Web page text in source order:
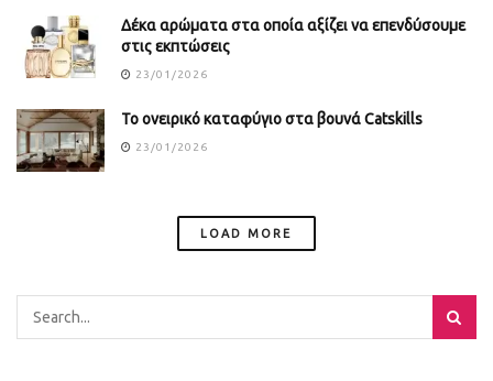
Δέκα αρώματα στα οποία αξίζει να επενδύσουμε
στις εκπτώσεις
23/01/2026
Το ονειρικό καταφύγιο στα βουνά Catskills
23/01/2026
LOAD MORE